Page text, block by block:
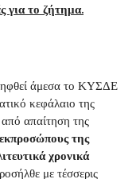
για το ζήτημα.
άμεσα το ΚΥΣΔΕ
κεφάλαιο της
απαίτηση της
της
χρονικά
με τέσσερις